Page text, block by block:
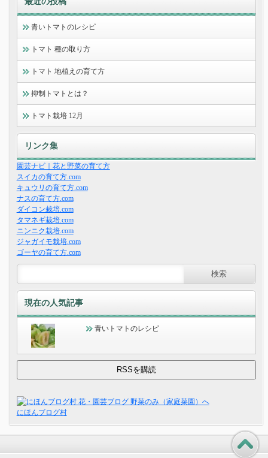
青いトマトのレシピ
トマト 種の取り方
トマト 地植えの育て方
抑制トマトとは？
トマト栽培 12月
リンク集
園芸ナビ｜花と野菜の育て方
スイカの育て方.com
キュウリの育て方.com
ナスの育て方.com
ダイコン栽培.com
タマネギ栽培.com
ニンニク栽培.com
ジャガイモ栽培.com
ゴーヤの育て方.com
現在の人気記事
青いトマトのレシピ
にほんブログ村